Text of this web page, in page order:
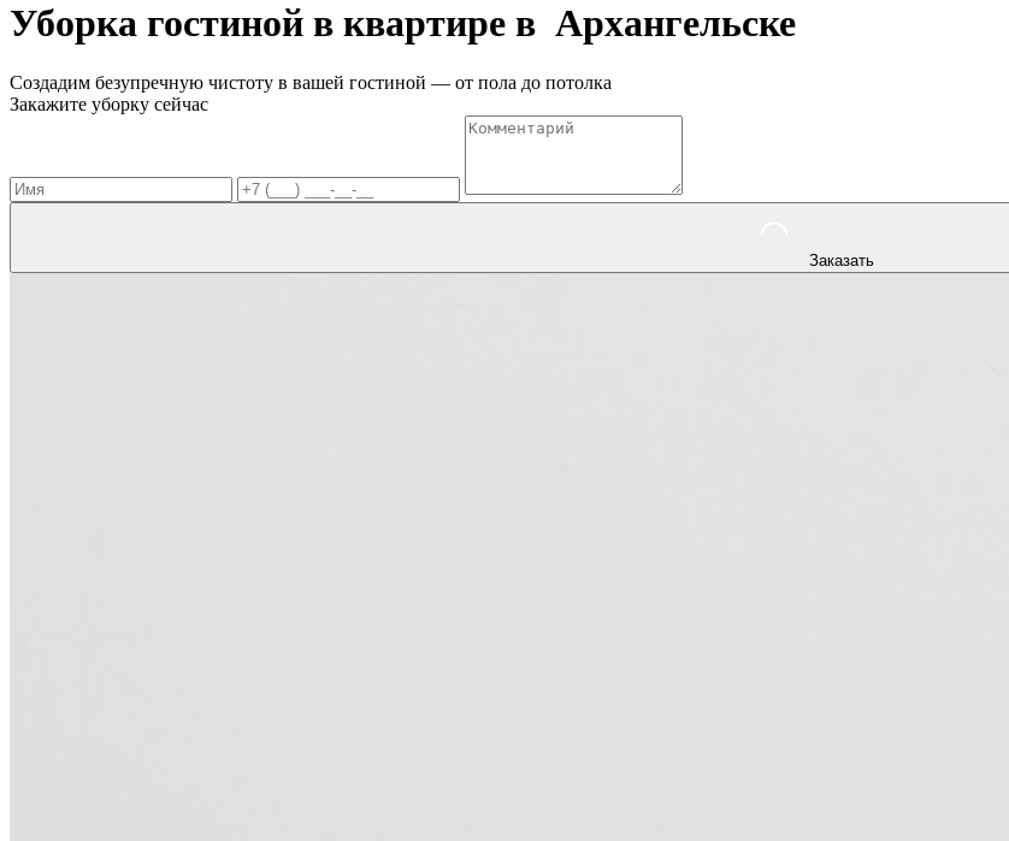
Уборка гостиной в квартире в Архангельске
Создадим безупречную чистоту в вашей гостиной — от пола до потолка
Закажите уборку сейчас
Заказать